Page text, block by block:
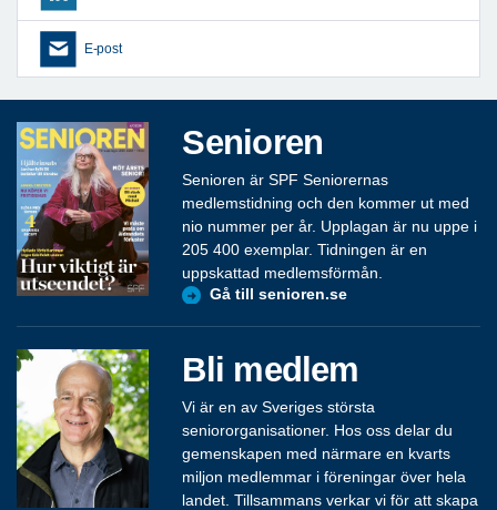
E-post
Senioren
Senioren är SPF Seniorernas
medlemstidning och den kommer ut med
nio nummer per år. Upplagan är nu uppe i
205 400 exemplar. Tidningen är en
uppskattad medlemsförmån.
Gå till senioren.se
Bli medlem
Vi är en av Sveriges största
seniororganisationer. Hos oss delar du
gemenskapen med närmare en kvarts
miljon medlemmar i föreningar över hela
landet. Tillsammans verkar vi för att skapa